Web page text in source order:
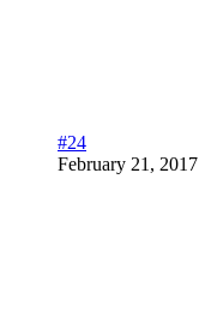
#24
February 21, 2017